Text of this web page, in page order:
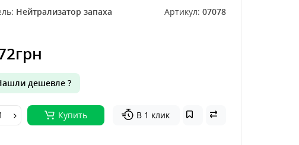
Нейтрализатор запаха Артикул: 07078
дешевле ?
Купить В 1 клик